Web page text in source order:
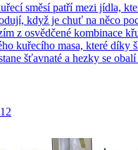
směsí patří mezi jídla,
když je chuť na něco
z osvědčené kombinace
kuřecího masa, které díky
šťavnaté a hezky se